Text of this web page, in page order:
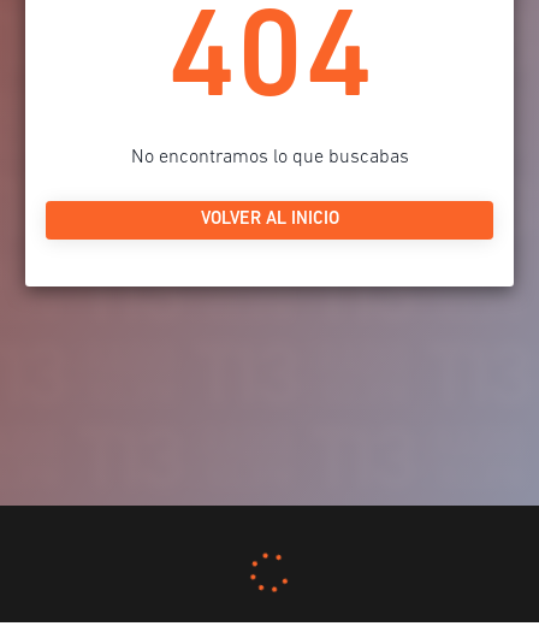
404
No encontramos lo que buscabas
VOLVER AL INICIO